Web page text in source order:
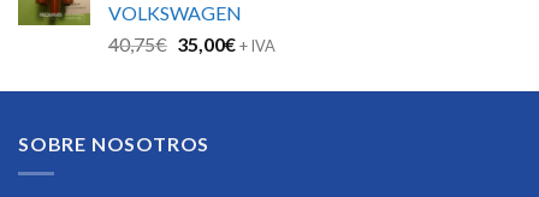
VOLKSWAGEN
40,75€ El
original
40,75€.
35,00€El
actual
+ IVA
SOBRE NOSOTROS